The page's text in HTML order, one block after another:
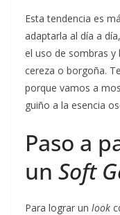
Esta tendencia es
adaptarla al día a
el uso de sombras
cereza o borgoña.
porque vamos a
guiño a la esencia
Paso a
un Soft
Para lograr un look